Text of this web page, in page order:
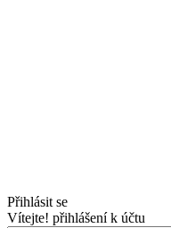
Přihlásit se
Vítejte! přihlášení k účtu